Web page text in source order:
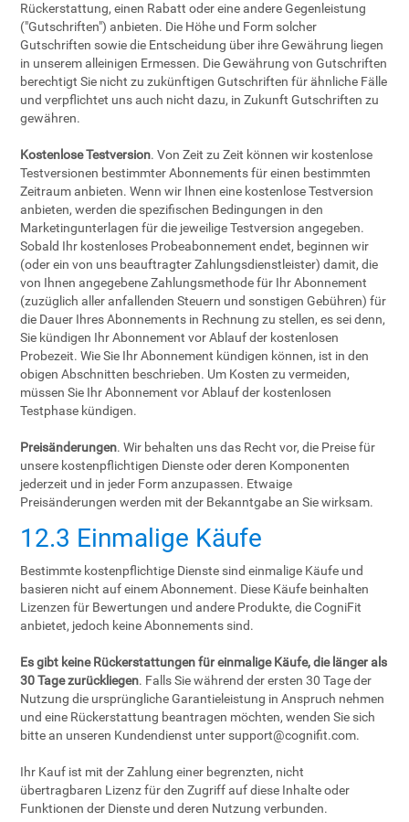
Rückerstattung, einen Rabatt oder eine andere Gegenleistung
("Gutschriften") anbieten. Die Höhe und Form solcher
Gutschriften sowie die Entscheidung über ihre Gewährung liegen
in unserem alleinigen Ermessen. Die Gewährung von Gutschriften
berechtigt Sie nicht zu zukünftigen Gutschriften für ähnliche Fälle
und verpflichtet uns auch nicht dazu, in Zukunft Gutschriften zu
gewähren.
Kostenlose Testversion. Von Zeit zu Zeit können wir kostenlose
Testversionen bestimmter Abonnements für einen bestimmten
Zeitraum anbieten. Wenn wir Ihnen eine kostenlose Testversion
anbieten, werden die spezifischen Bedingungen in den
Marketingunterlagen für die jeweilige Testversion angegeben.
Sobald Ihr kostenloses Probeabonnement endet, beginnen wir
(oder ein von uns beauftragter Zahlungsdienstleister) damit, die
von Ihnen angegebene Zahlungsmethode für Ihr Abonnement
(zuzüglich aller anfallenden Steuern und sonstigen Gebühren) für
die Dauer Ihres Abonnements in Rechnung zu stellen, es sei denn,
Sie kündigen Ihr Abonnement vor Ablauf der kostenlosen
Probezeit. Wie Sie Ihr Abonnement kündigen können, ist in den
obigen Abschnitten beschrieben. Um Kosten zu vermeiden,
müssen Sie Ihr Abonnement vor Ablauf der kostenlosen
Testphase kündigen.
Preisänderungen. Wir behalten uns das Recht vor, die Preise für
unsere kostenpflichtigen Dienste oder deren Komponenten
jederzeit und in jeder Form anzupassen. Etwaige
Preisänderungen werden mit der Bekanntgabe an Sie wirksam.
12.3 Einmalige Käufe
Bestimmte kostenpflichtige Dienste sind einmalige Käufe und
basieren nicht auf einem Abonnement. Diese Käufe beinhalten
Lizenzen für Bewertungen und andere Produkte, die CogniFit
anbietet, jedoch keine Abonnements sind.
Es gibt keine Rückerstattungen für einmalige Käufe, die länger als
30 Tage zurückliegen. Falls Sie während der ersten 30 Tage der
Nutzung die ursprüngliche Garantieleistung in Anspruch nehmen
und eine Rückerstattung beantragen möchten, wenden Sie sich
bitte an unseren Kundendienst unter support@cognifit.com.
Ihr Kauf ist mit der Zahlung einer begrenzten, nicht
übertragbaren Lizenz für den Zugriff auf diese Inhalte oder
Funktionen der Dienste und deren Nutzung verbunden.